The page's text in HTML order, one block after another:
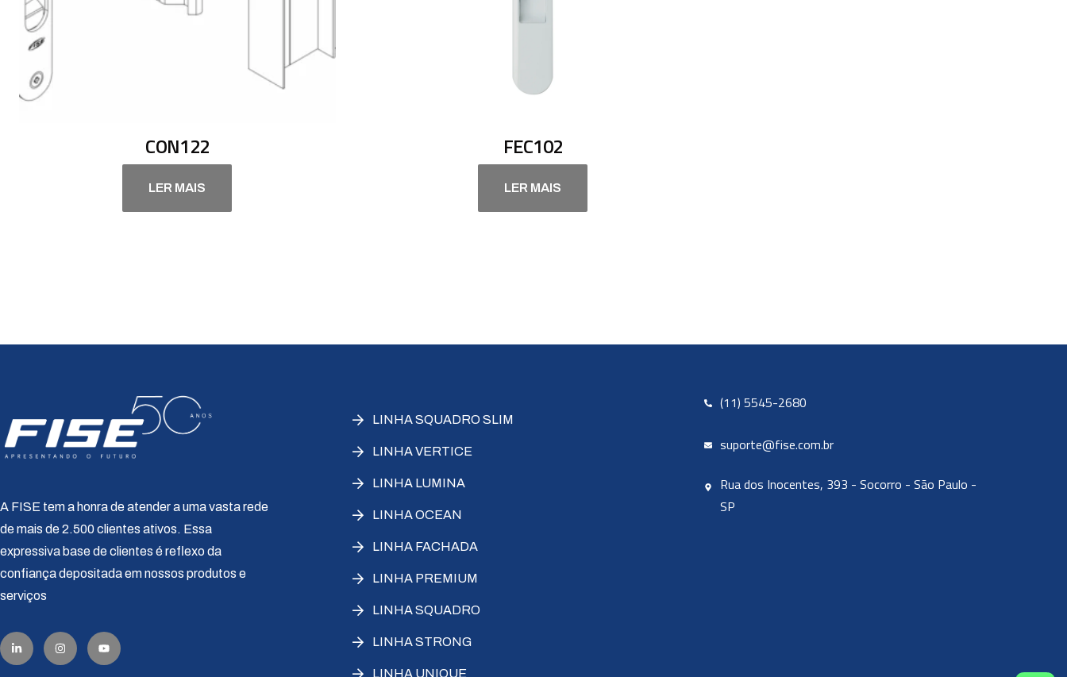
CON122
LER MAIS
FEC102
LER MAIS
A FISE tem a honra de atender a uma vasta rede
de mais de 2.500 clientes ativos. Essa
expressiva base de clientes é reflexo da
confiança depositada em nossos produtos e
serviços
LINHA SQUADRO SLIM
LINHA VERTICE
LINHA LUMINA
LINHA OCEAN
LINHA FACHADA
LINHA PREMIUM
LINHA SQUADRO
LINHA STRONG
LINHA UNIQUE
(11) 5545-2680
suporte@fise.com.br
Rua dos Inocentes, 393 - Socorro - São Paulo -
SP